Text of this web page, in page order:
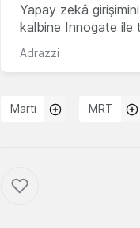
Yapay zekâ
kalbine Innogate ile
Adrazzi
Martı MRT